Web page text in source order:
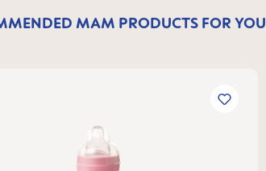
MAM PRODUCTS FOR YOU